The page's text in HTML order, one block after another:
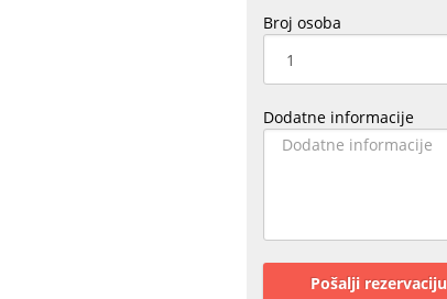
Broj osoba
Dodatne informacije
Pošalji rezervaciju